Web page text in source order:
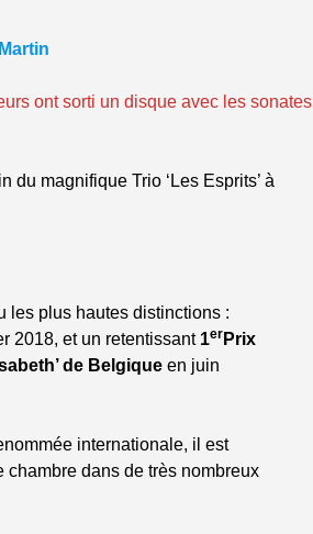
ont sorti un disque avec les sonates
magnifique Trio ‘Les Esprits’ à
les plus hautes distinctions :
2018, et un retentissant 1er Prix
de Belgiqueen juin
internationale, il est
dans de très nombreux